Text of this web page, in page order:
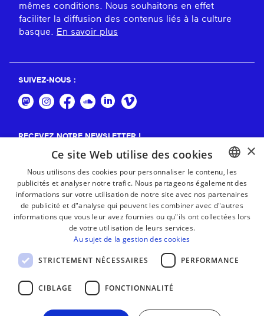
mêmes conditions. Nous souhaitons en effet
faciliter la diffusion des contenus liés à la culture
basque.
En savoir plus
SUIVEZ-NOUS :
RECEVEZ NOTRE NEWSLETTER !
BASQUE
FRENCH
×
Ce site Web utilise des cookies
Nous utilisons des cookies pour personnaliser le contenu, les
publicités et analyser notre trafic. Nous partageons également des
informations sur votre utilisation de notre site avec nos partenaires
de publicité et d"analyse qui peuvent les combiner avec d"autres
informations que vous leur avez fournies ou qu"ils ont collectées lors
de votre utilisation de leurs services.
Au sujet de la gestion des cookies
STRICTEMENT NÉCESSAIRES PERFORMANCE
CIBLAGE FONCTIONNALITÉ